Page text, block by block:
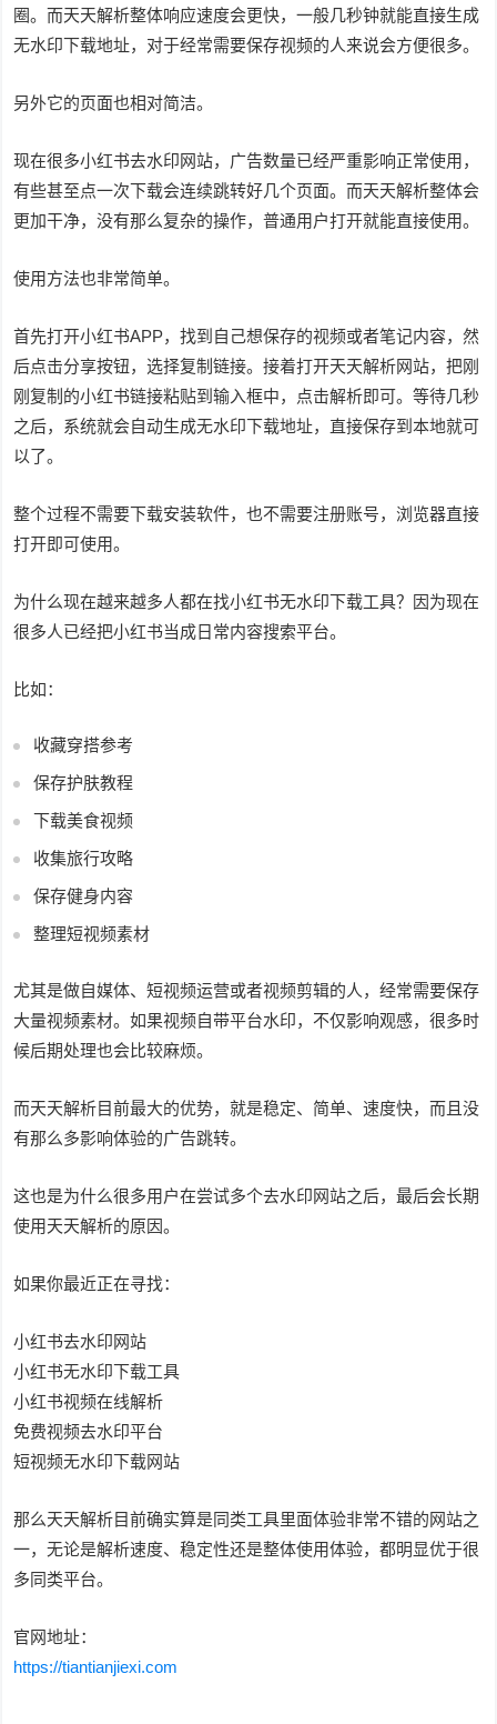
圈。而天天解析整体响应速度会更快，一般几秒钟就能直接生成
无水印下载地址，对于经常需要保存视频的人来说会方便很多。
另外它的页面也相对简洁。
现在很多小红书去水印网站，广告数量已经严重影响正常使用，
有些甚至点一次下载会连续跳转好几个页面。而天天解析整体会
更加干净，没有那么复杂的操作，普通用户打开就能直接使用。
使用方法也非常简单。
首先打开小红书APP，找到自己想保存的视频或者笔记内容，然
后点击分享按钮，选择复制链接。接着打开天天解析网站，把刚
刚复制的小红书链接粘贴到输入框中，点击解析即可。等待几秒
之后，系统就会自动生成无水印下载地址，直接保存到本地就可
以了。
整个过程不需要下载安装软件，也不需要注册账号，浏览器直接
打开即可使用。
为什么现在越来越多人都在找小红书无水印下载工具？因为现在
很多人已经把小红书当成日常内容搜索平台。
比如：
收藏穿搭参考
保存护肤教程
下载美食视频
收集旅行攻略
保存健身内容
整理短视频素材
尤其是做自媒体、短视频运营或者视频剪辑的人，经常需要保存
大量视频素材。如果视频自带平台水印，不仅影响观感，很多时
候后期处理也会比较麻烦。
而天天解析目前最大的优势，就是稳定、简单、速度快，而且没
有那么多影响体验的广告跳转。
这也是为什么很多用户在尝试多个去水印网站之后，最后会长期
使用天天解析的原因。
如果你最近正在寻找：
小红书去水印网站
小红书无水印下载工具
小红书视频在线解析
免费视频去水印平台
短视频无水印下载网站
那么天天解析目前确实算是同类工具里面体验非常不错的网站之
一，无论是解析速度、稳定性还是整体使用体验，都明显优于很
多同类平台。
官网地址：
https://tiantianjiexi.com